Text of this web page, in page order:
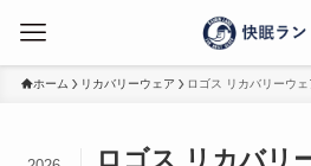
ホーム リカバリーウェア ロゴス リカバリーウ
ロゴス リカバリ